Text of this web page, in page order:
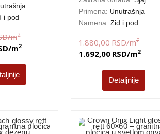
i pod
/m2
/m2
Primena: Unutrašnja
Namena: Zid i pod
1.880,00RSD/m2
1.692,00 RSD/m2
Detaljnije